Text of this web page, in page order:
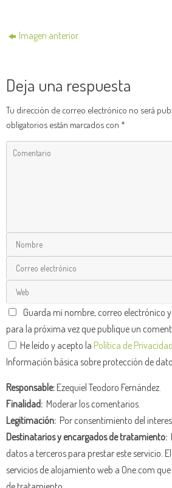
Imagen anterior
Deja una respuesta
Tu dirección de correo electrónico no será
obligatorios están marcados con *
Guarda mi nombre, correo electrónico
para la próxima vez que publique un
He leído y acepto la Política de Privacidad
Información básica sobre protección de
Responsable:Ezequiel Teodoro Fernández.
Finalidad: Moderar los comentarios.
Legitimación: Por consentimiento del
Destinatarios y encargados de tratamiento:
datos a terceros para prestar este servicio.
servicios de alojamiento web a One.com